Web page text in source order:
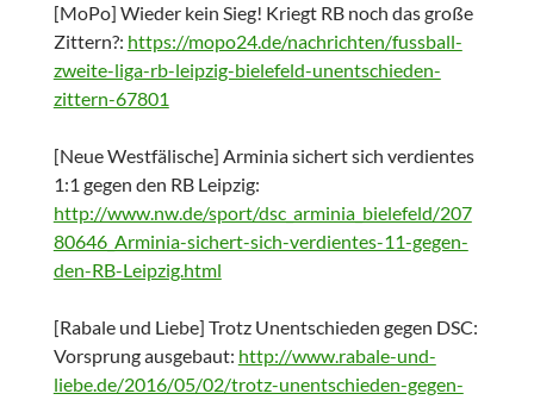
[MoPo] Wieder kein Sieg! Kriegt RB noch das große
Zittern?: https://mopo24.de/nachrichten/fussball-
zweite-liga-rb-leipzig-bielefeld-unentschieden-
zittern-67801
[Neue Westfälische] Arminia sichert sich verdientes
1:1 gegen den RB Leipzig:
http://www.nw.de/sport/dsc_arminia_bielefeld/207
80646_Arminia-sichert-sich-verdientes-11-gegen-
den-RB-Leipzig.html
[Rabale und Liebe] Trotz Unentschieden gegen DSC:
Vorsprung ausgebaut: http://www.rabale-und-
liebe.de/2016/05/02/trotz-unentschieden-gegen-